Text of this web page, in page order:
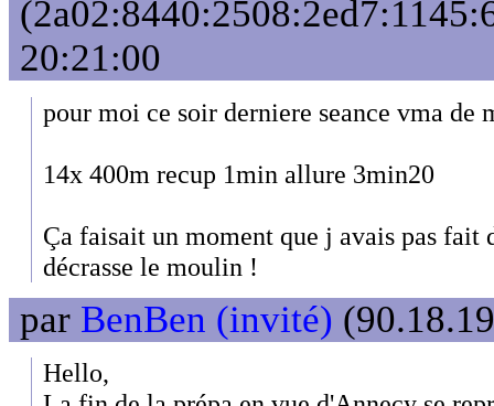
20:21:00
pour moi ce soir derniere seance vma de
14x 400m recup 1min allure 3min20
Ça faisait un moment que j avais pas fait
décrasse le moulin !
par BenBen (invité)
Hello,